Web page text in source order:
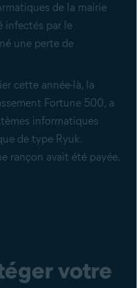
de la mairie
infectés par le
une perte de
cette année-là, la
Fortune 500, a
informatiques
de type Ryuk.
rançon avait été payée.
votre